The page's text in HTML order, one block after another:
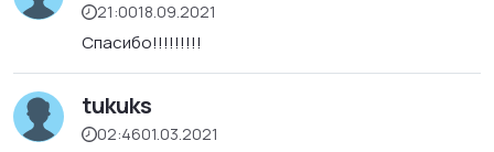
21:0018.09.2021
Спасибо!!!!!!!!!
tukuks
02:4601.03.2021